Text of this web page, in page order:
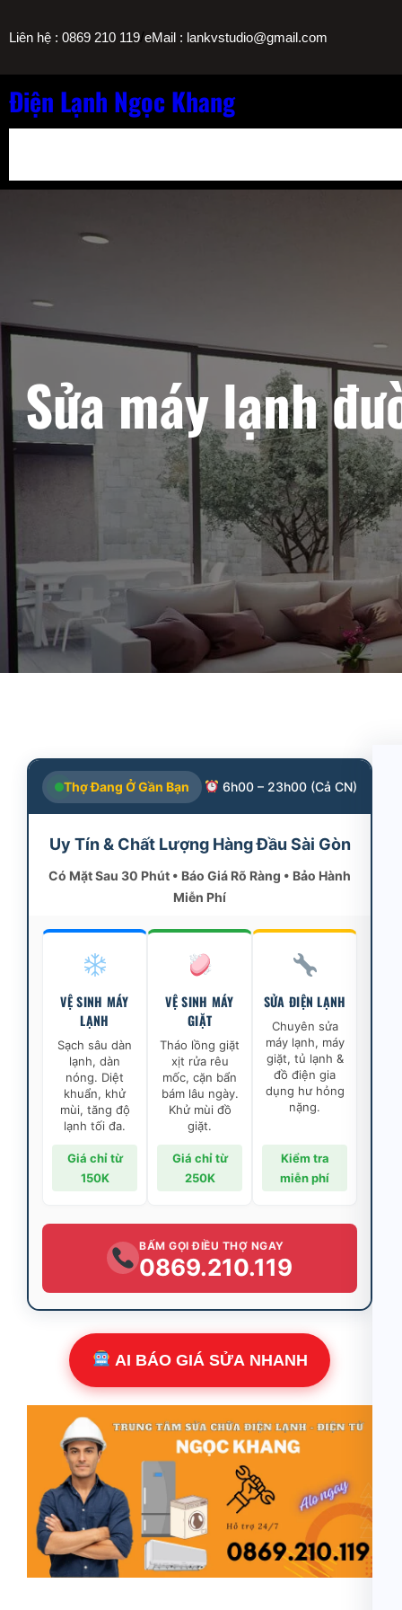
đến
nội
dung
Liên hệ : 0869 210 119/eMail : lankvstudio@gmail.com
Điện Lạnh Ngọc Khang
Sửa máy lạnh
Thợ Đang Ở Gần Bạn 6h00 – 23h00 (Cả CN)
Uy Tín & Chất Lượng Hàng Đầu Sài Gòn
Có Mặt Sau 30 Phút • Báo Giá Rõ Ràng • Bảo Hành
Miễn Phí
VỆ SINH MÁY
LẠNH
Sạch sâu dàn
lạnh, dàn
nóng. Diệt
khuẩn, khử
mùi, tăng độ
lạnh tối đa.
Giá chỉ từ
150K
VỆ SINH MÁY
GIẶT
Tháo lồng giặt
xịt rửa rêu
mốc, cặn bẩn
bám lâu ngày.
Khử mùi đồ
giặt.
Giá chỉ từ
250K
SỬA ĐIỆN LẠNH
Chuyên sửa
máy lạnh, máy
giặt, tủ lạnh &
đồ điện gia
dụng hư hỏng
nặng.
Kiểm tra
miễn phí
BẤM GỌI ĐIỀU THỢ NGAY
0869.210.119
AI BÁO GIÁ SỬA NHANH